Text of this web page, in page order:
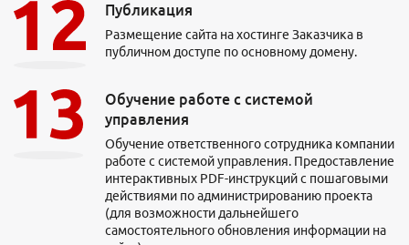
Публикация
Размещение сайта на хостинге Заказчика в
публичном доступе по основному домену.
Обучение работе с системой
управления
Обучение ответственного сотрудника компании
работе с системой управления. Предоставление
интерактивных PDF-инструкций с пошаговыми
действиями по администрированию проекта
(для возможности дальнейшего
самостоятельного обновления информации на
Тариф «Трафик»
Тариф «Лиды / CPA»